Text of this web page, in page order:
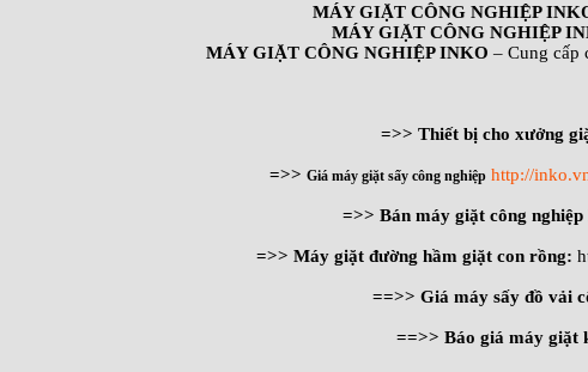
MÁY GIẶT CÔNG NGHIỆP
MÁY GIẶT CÔNG NGHIỆP
MÁY GIẶT CÔNG NGHIỆP INKO – Cung cấp
=>> Thiết bị cho xưởng
=>> Giá máy giặt sấy công nghiệp http://
=>> Bán máy giặt công
=>> Máy giặt đường hầm giặt con rồng:
==>> Giá máy sấy đồ vải
==>> Báo giá máy giặt